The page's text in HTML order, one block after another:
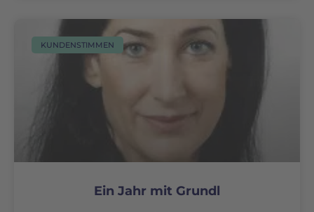
KUNDENSTIMMEN
Ein Jahr mit Grundl